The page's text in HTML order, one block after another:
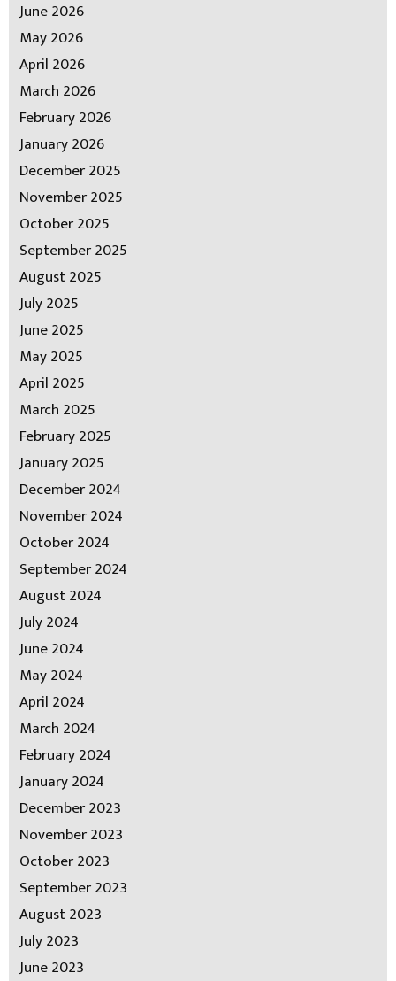
June 2026
May 2026
April 2026
March 2026
February 2026
January 2026
December 2025
November 2025
October 2025
September 2025
August 2025
July 2025
June 2025
May 2025
April 2025
March 2025
February 2025
January 2025
December 2024
November 2024
October 2024
September 2024
August 2024
July 2024
June 2024
May 2024
April 2024
March 2024
February 2024
January 2024
December 2023
November 2023
October 2023
September 2023
August 2023
July 2023
June 2023